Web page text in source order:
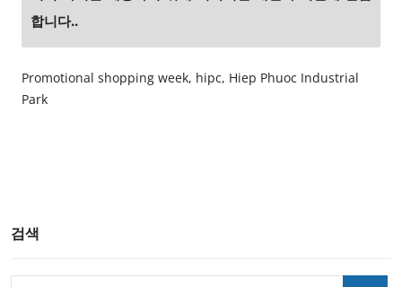
검색
합니다..
Promotional shopping week, hipc, Hiep Phuoc Industrial
Park